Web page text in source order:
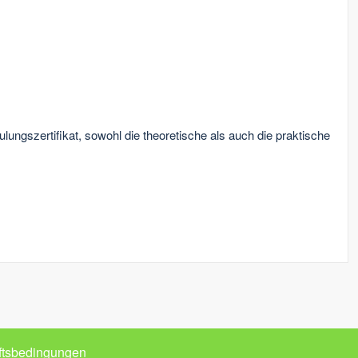
sowohl die theoretische als auch die praktische